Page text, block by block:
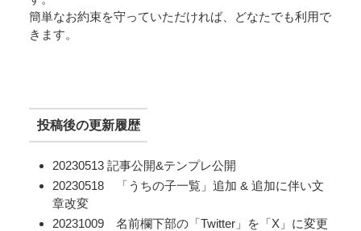
簡単なお約束を守っていただければ、どなたでも利用で
きます。
投稿後の更新履歴
20230513 記事公開&テンプレ公開
20230518 「うちの子一覧」追加 & 追加に伴い文
章改変
20231009 名前欄下部の「Twitter」を「X」に変更